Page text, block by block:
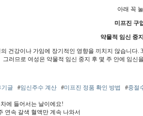
아래 꼭
미­프진 구
약물적 임신 중
건강이나 가임에 장기적인 영향을 끼치지 않습니다
그러므로 여성은 약물적 임신 중지 후 몇 주 안에 임신
기글 #임신주수 계산 #미프진 정품 확인 방법 #중절
에 들어서는 날이에요!
연속 갈색 혈액만 계속 나와서